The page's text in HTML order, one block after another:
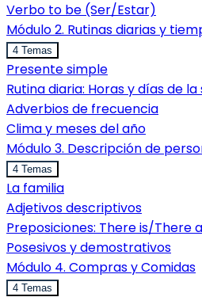
Verbo to be (Ser/Estar)
Módulo 2. Rutinas diarias y
4 Temas
Presente simple
Rutina diaria: Horas y días de
Adverbios de frecuencia
Clima y meses del año
Módulo 3. Descripción de
4 Temas
La familia
Adjetivos descriptivos
Preposiciones: There is/There
Posesivos y demostrativos
Módulo 4. Compras y Comidas
4 Temas